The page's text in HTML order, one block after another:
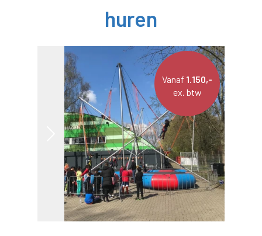
huren
Vanaf 1.150,-
ex. btw